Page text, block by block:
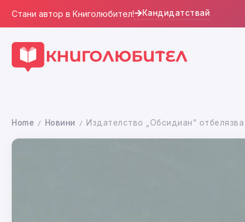
Стани автор в Книголюбител! Кандидатствай
Home / Новини / Издателство „Обсидиан“